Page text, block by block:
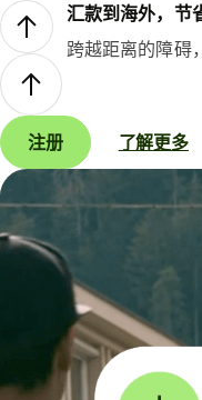
汇款到海外，节
跨越距离的障碍
注册 了解更多